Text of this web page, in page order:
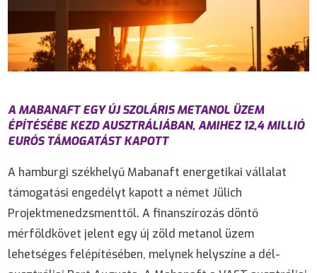
A MABANAFT EGY ÚJ SZOLÁRIS METANOL ÜZEM
ÉPÍTÉSÉBE KEZD AUSZTRÁLIÁBAN, AMIHEZ 12,4 MILLIÓ
EURÓS TÁMOGATÁST KAPOTT
A hamburgi székhelyű Mabanaft energetikai vállalat
támogatási engedélyt kapott a német Jülich
Projektmenedzsmenttől. A finanszírozás döntő
mérföldkövet jelent egy új zöld metanol üzem
lehetséges felépítésében, melynek helyszíne a dél-